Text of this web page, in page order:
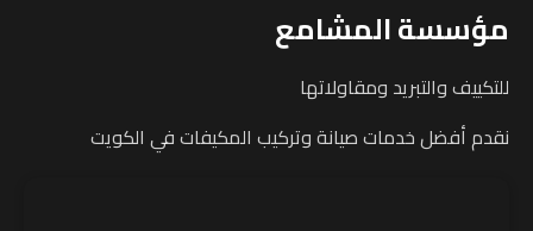
مؤسسة المشامع
للتكييف والتبريد ومقاولاتها
نقدم أفضل خدمات صيانة وتركيب المكيفات في الكويت